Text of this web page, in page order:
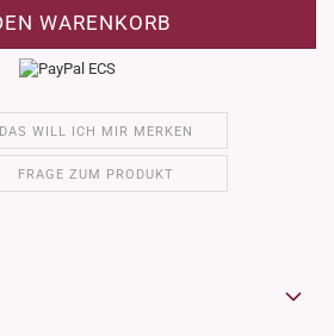
DAS WILL ICH MIR MERKEN
FRAGE ZUM PRODUKT